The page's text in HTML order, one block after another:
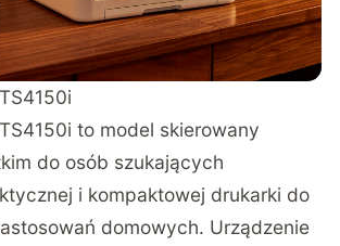
to model skierowany
do osób szukających
i kompaktowej drukarki do
domowych. Urządzenie